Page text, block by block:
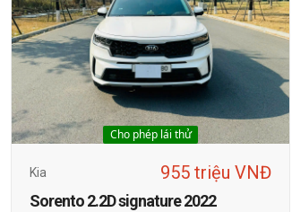
Cho phép lái thử
Kia 955 triệu VNĐ
Sorento 2.2D signature 2022